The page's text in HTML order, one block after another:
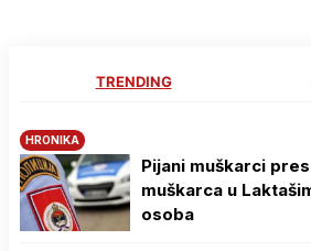
TRENDING
HRONIKA
Pijani muškarci
muškarca u
osoba